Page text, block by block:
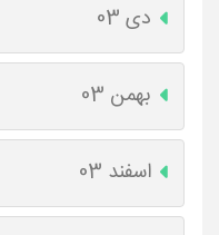
دی 03
بهمن 03
اسفند 03